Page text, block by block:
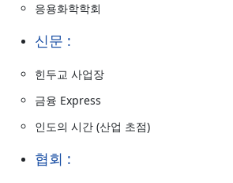
응용화학학회
신문 :
힌두교 사업장
금융 Express
인도의 시간 (산업 초점)
협회 :